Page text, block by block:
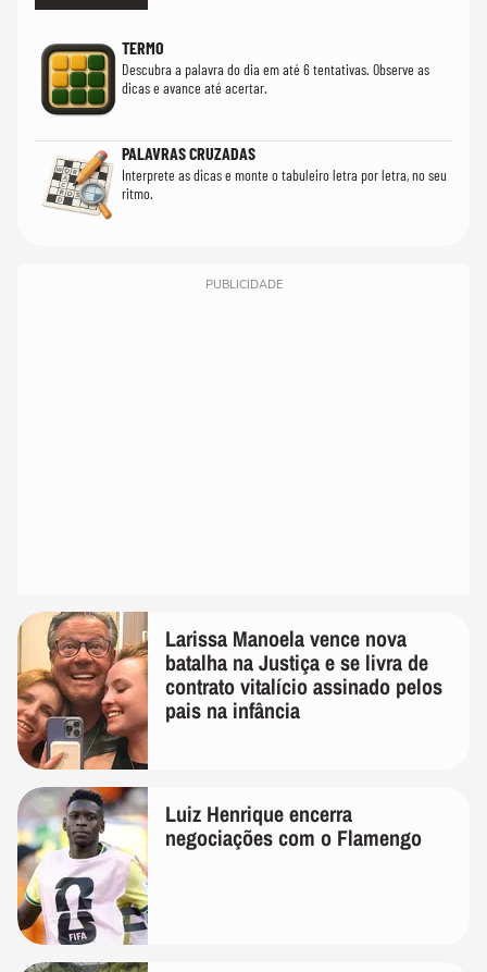
TERMO
Descubra a palavra do dia em até 6 tentativas. Observe as
dicas e avance até acertar.
PALAVRAS CRUZADAS
Interprete as dicas e monte o tabuleiro letra por letra, no seu
ritmo.
PUBLICIDADE
Larissa Manoela vence nova
batalha na Justiça e se livra de
contrato vitalício assinado pelos
pais na infância
Luiz Henrique encerra
negociações com o Flamengo